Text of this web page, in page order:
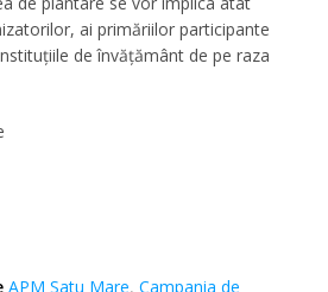
ai primăriilor participante
de învăţământ de pe raza
APM Satu Mare,Campania de